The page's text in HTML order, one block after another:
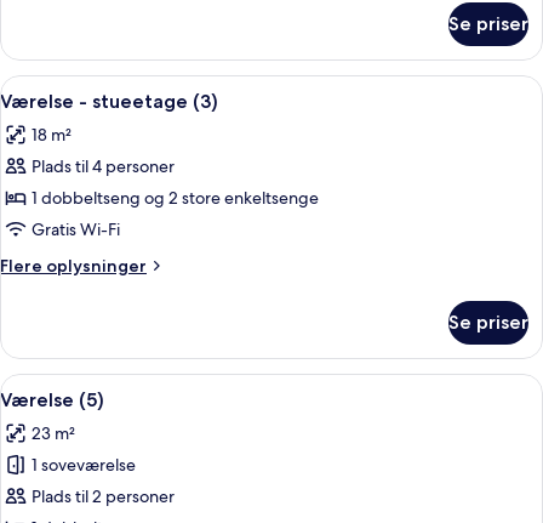
-
stueetage
(2)
Se priser
Indlæs
alle
billeder
af
Værelse
-
stueetage
(3)
Et rum med stenvægge, en seng, et
3
Værelse - stueetage (3)
18 m²
Plads til 4 personer
1 dobbeltseng og 2 store enkeltsenge
Gratis Wi-Fi
Flere oplysninger
Flere
-
stueetage
(3)
Se priser
Indlæs
alle
billeder
af
Værelse
Et soveværelse med en stenvæg, en
7
Værelse (5)
23 m²
1 soveværelse
Plads til 2 personer